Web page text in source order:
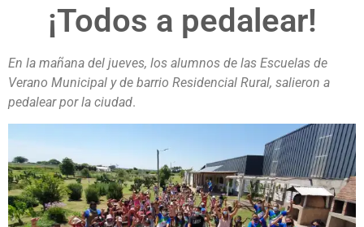
¡Todos a pedalear!
En la mañana del jueves, los alumnos de las Escuelas de
Verano Municipal y de barrio Residencial Rural, salieron a
pedalear por la ciudad.